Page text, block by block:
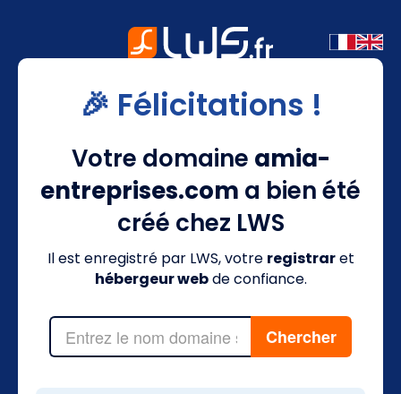
🎉 Félicitations !
Votre domaine amia-
entreprises.com a bien été
créé chez LWS
Il est enregistré par LWS, votre registraret
hébergeur webde confiance.